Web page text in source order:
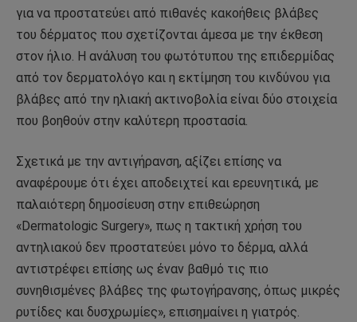
για να προστατεύει από πιθανές κακοήθεις βλάβες
του δέρματος που σχετίζονται άμεσα με την έκθεση
στον ήλιο. Η ανάλυση του φωτότυπου της επιδερμίδας
από τον δερματολόγο και η εκτίμηση του κινδύνου για
βλάβες από την ηλιακή ακτινοβολία είναι δύο στοιχεία
που βοηθούν στην καλύτερη προστασία.
Σχετικά με την αντιγήρανση, αξίζει επίσης να
αναφέρουμε ότι έχει αποδειχτεί και ερευνητικά, με
παλαιότερη δημοσίευση στην επιθεώρηση
«Dermatologic Surgery», πως η τακτική χρήση του
αντηλιακού δεν προστατεύει μόνο το δέρμα, αλλά
αντιστρέφει επίσης ως έναν βαθμό τις πιο
συνηθισμένες βλάβες της φωτογήρανσης, όπως μικρές
ρυτίδες και δυσχρωμίες», επισημαίνει η γιατρός.